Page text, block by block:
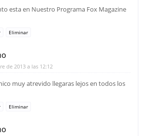
esta en Nuestro Programa Fox Magazine
Eliminar
de 2013 a las 12:12
muy atrevido llegaras lejos en todos los
Eliminar